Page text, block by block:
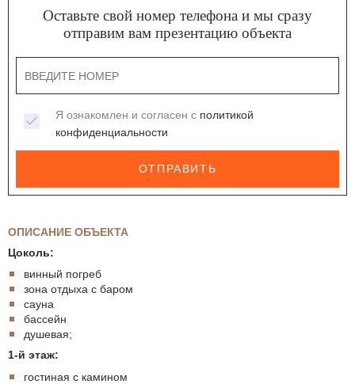
ОПИСАНИЕ ОБЪЕКТА
Цоколь:
винный погреб
зона отдыха с баром
сауна
бассейн
душевая;
1-й этаж:
гостиная с камином
Оставьте свой номер телефона и мы сразу
отправим вам презентацию объекта
Я ознакомлен и согласен с политикой
конфиденциальности
ОТПРАВИТЬ